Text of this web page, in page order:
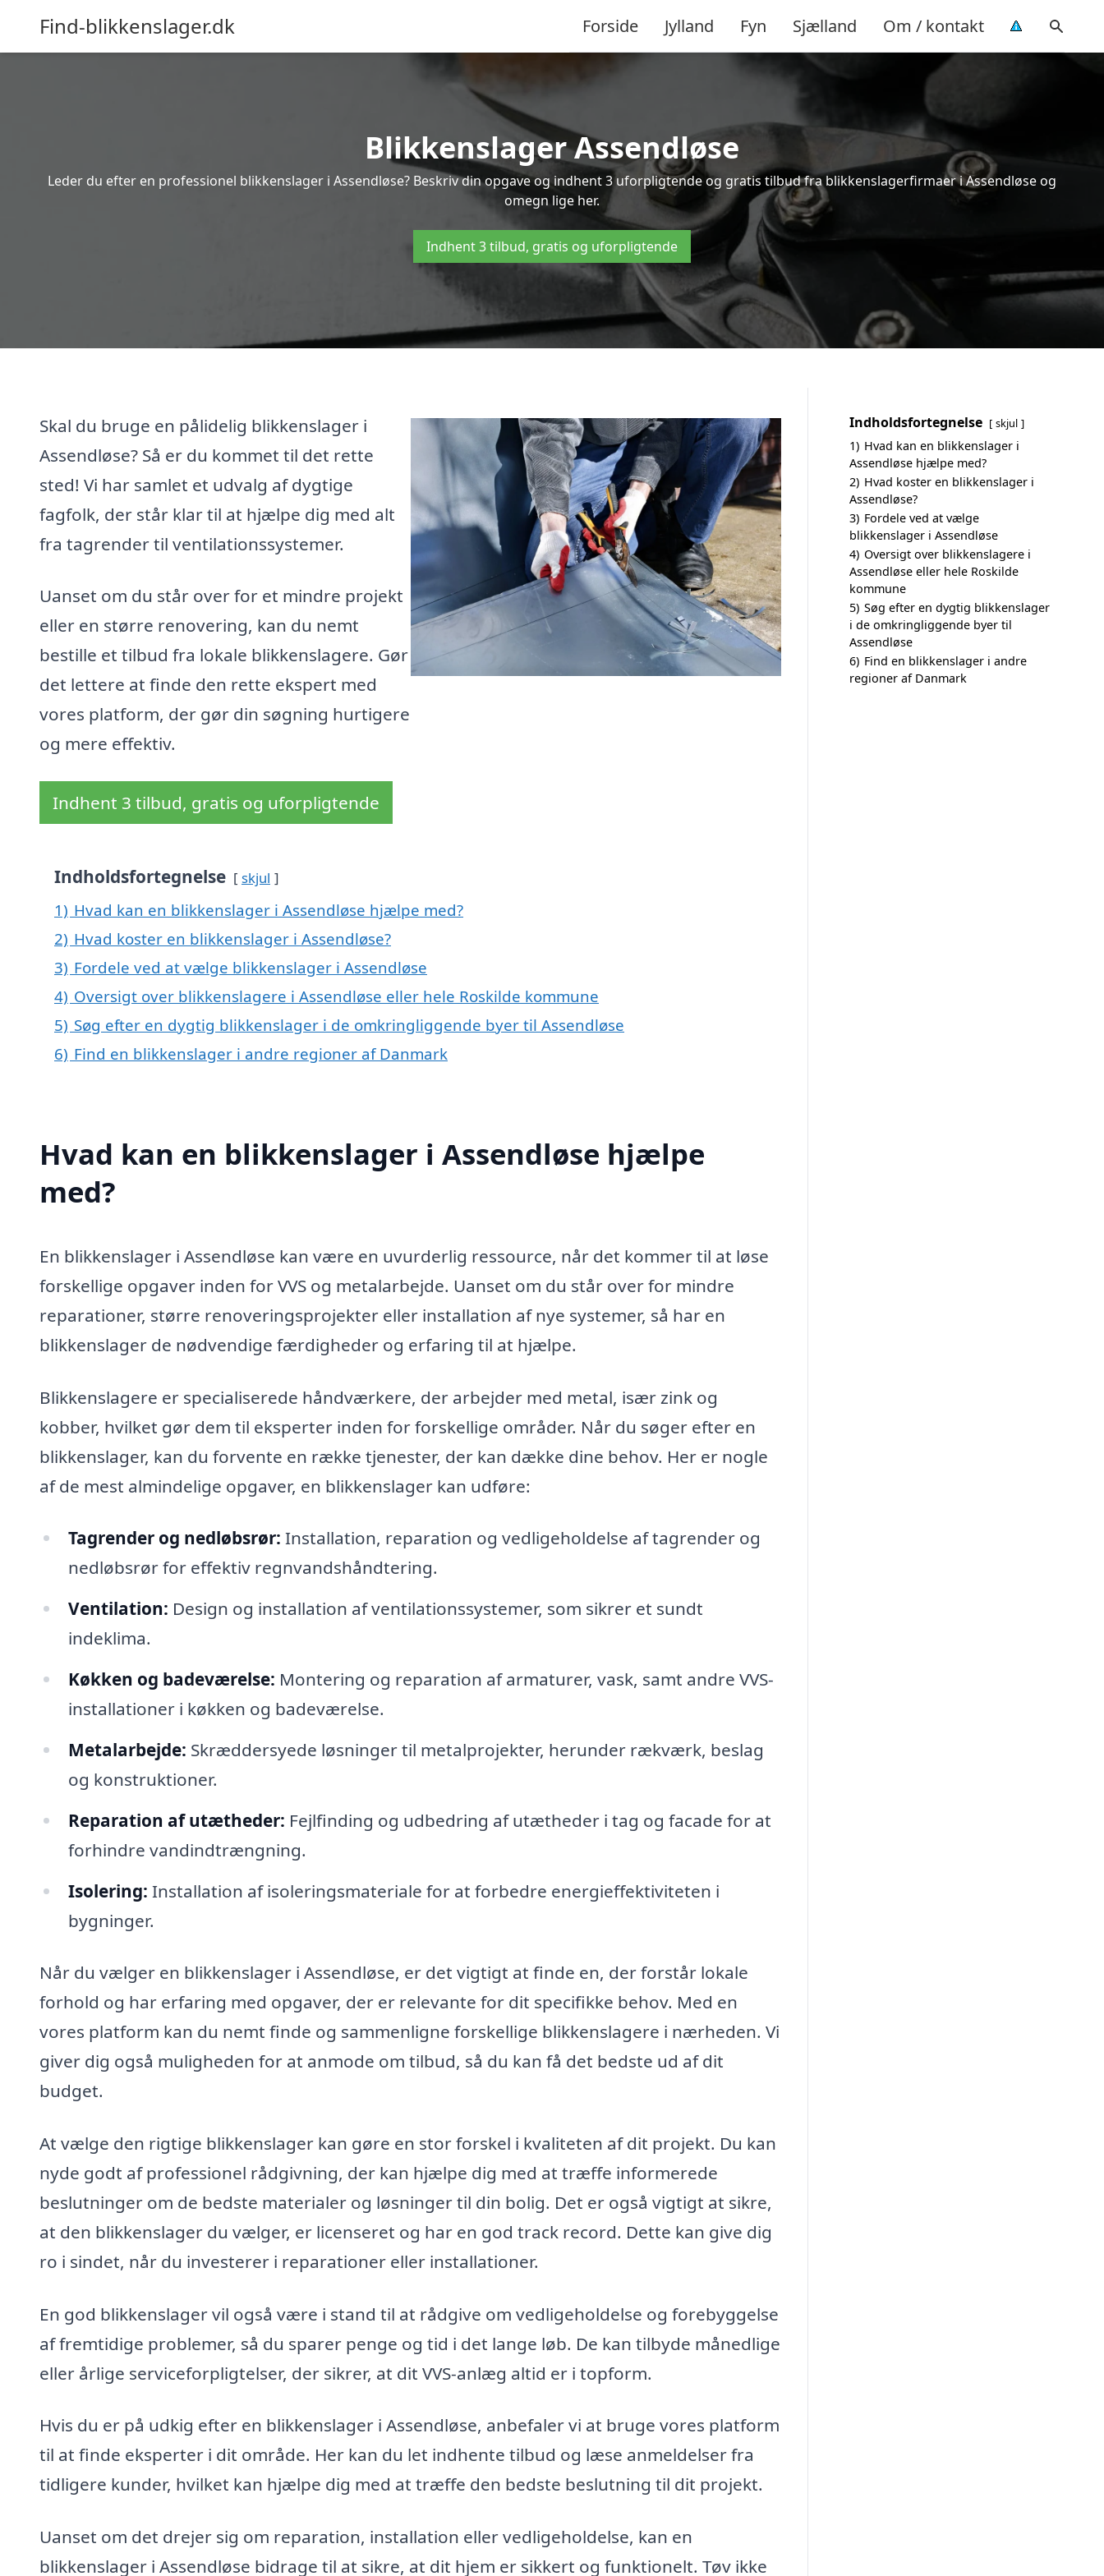
Find-blikkenslager.dk Forside Jylland Fyn Sjælland Om / kontakt
Blikkenslager Assendløse
Leder du efter en professionel blikkenslager i Assendløse? Beskriv din opgave og indhent 3 uforpligtende og gratis tilbud fra blikkenslagerfirmaer i Assendløse og
omegn lige her.
Indhent 3 tilbud, gratis og uforpligtende
Skal du bruge en pålidelig blikkenslager i
Assendløse? Så er du kommet til det rette
sted! Vi har samlet et udvalg af dygtige
fagfolk, der står klar til at hjælpe dig med alt
fra tagrender til ventilationssystemer.
Uanset om du står over for et mindre projekt
eller en større renovering, kan du nemt
bestille et tilbud fra lokale blikkenslagere. Gør
det lettere at finde den rette ekspert med
vores platform, der gør din søgning hurtigere
og mere effektiv.
Indhent 3 tilbud, gratis og uforpligtende
Indholdsfortegnelse skjul
1) Hvad kan en blikkenslager i Assendløse hjælpe med?
2) Hvad koster en blikkenslager i Assendløse?
3) Fordele ved at vælge blikkenslager i Assendløse
4) Oversigt over blikkenslagere i Assendløse eller hele Roskilde kommune
5) Søg efter en dygtig blikkenslager i de omkringliggende byer til Assendløse
6) Find en blikkenslager i andre regioner af Danmark
Hvad kan en blikkenslager i Assendløse hjælpe
med?
En blikkenslager i Assendløse kan være en uvurderlig ressource, når det kommer til at løse
forskellige opgaver inden for VVS og metalarbejde. Uanset om du står over for mindre
reparationer, større renoveringsprojekter eller installation af nye systemer, så har en
blikkenslager de nødvendige færdigheder og erfaring til at hjælpe.
Blikkenslagere er specialiserede håndværkere, der arbejder med metal, især zink og
kobber, hvilket gør dem til eksperter inden for forskellige områder. Når du søger efter en
blikkenslager, kan du forvente en række tjenester, der kan dække dine behov. Her er nogle
af de mest almindelige opgaver, en blikkenslager kan udføre:
Tagrender og nedløbsrør: Installation, reparation og vedligeholdelse af tagrender og
nedløbsrør for effektiv regnvandshåndtering.
Ventilation: Design og installation af ventilationssystemer, som sikrer et sundt
indeklima.
Køkken og badeværelse: Montering og reparation af armaturer, vask, samt andre VVS-
installationer i køkken og badeværelse.
Metalarbejde: Skræddersyede løsninger til metalprojekter, herunder rækværk, beslag
og konstruktioner.
Reparation af utætheder: Fejlfinding og udbedring af utætheder i tag og facade for at
forhindre vandindtrængning.
Isolering: Installation af isoleringsmateriale for at forbedre energieffektiviteten i
bygninger.
Når du vælger en blikkenslager i Assendløse, er det vigtigt at finde en, der forstår lokale
forhold og har erfaring med opgaver, der er relevante for dit specifikke behov. Med en
vores platform kan du nemt finde og sammenligne forskellige blikkenslagere i nærheden. Vi
giver dig også muligheden for at anmode om tilbud, så du kan få det bedste ud af dit
budget.
At vælge den rigtige blikkenslager kan gøre en stor forskel i kvaliteten af dit projekt. Du kan
nyde godt af professionel rådgivning, der kan hjælpe dig med at træffe informerede
beslutninger om de bedste materialer og løsninger til din bolig. Det er også vigtigt at sikre,
at den blikkenslager du vælger, er licenseret og har en god track record. Dette kan give dig
ro i sindet, når du investerer i reparationer eller installationer.
En god blikkenslager vil også være i stand til at rådgive om vedligeholdelse og forebyggelse
af fremtidige problemer, så du sparer penge og tid i det lange løb. De kan tilbyde månedlige
eller årlige serviceforpligtelser, der sikrer, at dit VVS-anlæg altid er i topform.
Hvis du er på udkig efter en blikkenslager i Assendløse, anbefaler vi at bruge vores platform
til at finde eksperter i dit område. Her kan du let indhente tilbud og læse anmeldelser fra
tidligere kunder, hvilket kan hjælpe dig med at træffe den bedste beslutning til dit projekt.
Uanset om det drejer sig om reparation, installation eller vedligeholdelse, kan en
blikkenslager i Assendløse bidrage til at sikre, at dit hjem er sikkert og funktionelt. Tøv ikke
Indholdsfortegnelse skjul
1) Hvad kan en blikkenslager i
Assendløse hjælpe med?
2) Hvad koster en blikkenslager i
Assendløse?
3) Fordele ved at vælge
blikkenslager i Assendløse
4) Oversigt over blikkenslagere i
Assendløse eller hele Roskilde
kommune
5) Søg efter en dygtig blikkenslager
i de omkringliggende byer til
Assendløse
6) Find en blikkenslager i andre
regioner af Danmark